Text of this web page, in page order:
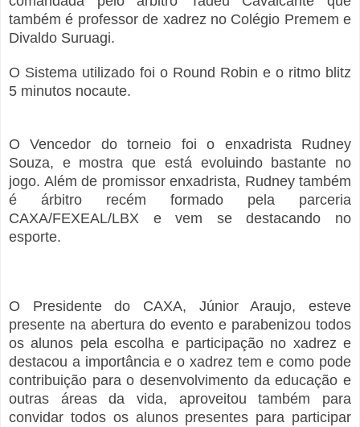
também é professor de xadrez no Colégio Premem e
Divaldo Suruagi.
O Sistema utilizado foi o Round Robin e o ritmo blitz
5 minutos nocaute.
O Vencedor do torneio foi o enxadrista Rudney
Souza, e mostra que está evoluindo bastante no
jogo. Além de promissor enxadrista, Rudney também
é árbitro recém formado pela parceria
CAXA/FEXEAL/LBX e vem se destacando no
esporte.
O Presidente do CAXA, Júnior Araujo, esteve
presente na abertura do evento e parabenizou todos
os alunos pela escolha e participação no xadrez e
destacou a importância e o xadrez tem e como pode
contribuição para o desenvolvimento da educação e
outras áreas da vida, aproveitou também para
convidar todos os alunos presentes para participar